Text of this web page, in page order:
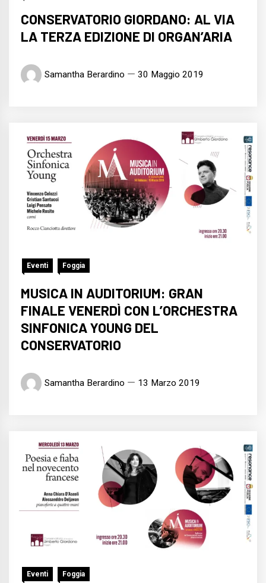
CONSERVATORIO GIORDANO: AL VIA
LA TERZA EDIZIONE DI ORGAN’ARIA
Samantha Berardino 30 Maggio 2019
Eventi Foggia
MUSICA IN AUDITORIUM: GRAN
FINALE VENERDÌ CON L’ORCHESTRA
SINFONICA YOUNG DEL
CONSERVATORIO
Samantha Berardino 13 Marzo 2019
Eventi Foggia